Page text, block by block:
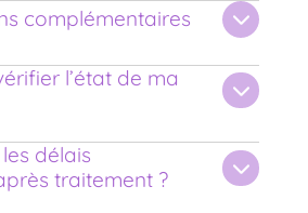
complémentaires
l’état de ma
délais
traitement ?